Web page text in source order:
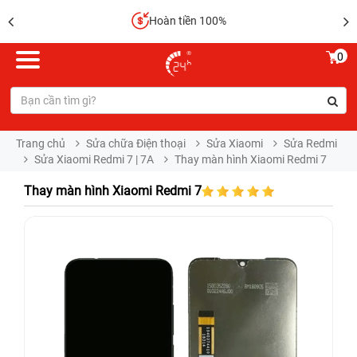
Hoàn tiền 100%
0
Trang chủ Sửa chữa Điện thoại Sửa Xiaomi
Sửa Redmi
Sửa Xiaomi Redmi 7 | 7A
Thay màn hình Xiaomi Redmi 7
Thay màn hình Xiaomi Redmi 7